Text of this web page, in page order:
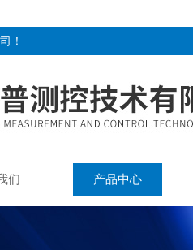
！
们 产品中心